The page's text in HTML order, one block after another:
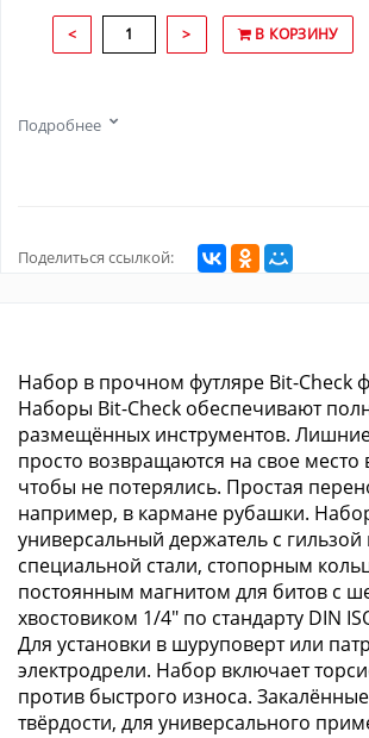
< > В КОРЗИНУ
Подробнее
Поделиться ссылкой:
Набор в прочном футляре Bit-Check
Наборы Bit-Check обеспечивают
размещённых инструментов.
просто возвращаются на свое место
чтобы не потерялись. Простая
например, в кармане рубашки.
универсальный держатель с гильзой
специальной стали, стопорным
постоянным магнитом для битов с
хвостовиком 1/4" по стандарту DIN
Для установки в шуруповерт или
электродрели. Набор включает
против быстрого износа.
твёрдости, для универсального